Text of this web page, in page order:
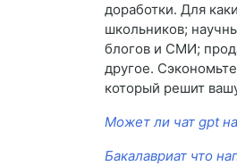
доработки. Для
школьников;
блогов и СМИ;
другое.
который решит
Может ли чат gpt
Бакалавриат что